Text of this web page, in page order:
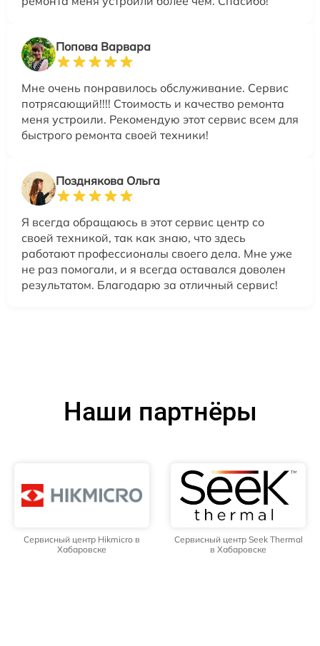
Попова Варвара
Мне очень понравилось обслуживание. Сервис
потрясающий!!!! Стоимость и качество ремонта
меня устроили. Рекомендую этот сервис всем для
быстрого ремонта своей техники!
Позднякова Ольга
Я всегда обращаюсь в этот сервис центр со
своей техникой, так как знаю, что здесь
работают профессионалы своего дела. Мне уже
не раз помогали, и я всегда оставался доволен
результатом. Благодарю за отличный сервис!
Наши партнёры
Сервисный центр Hikmicro в
Хабаровске
Сервисный центр Seek Thermal
в Хабаровске